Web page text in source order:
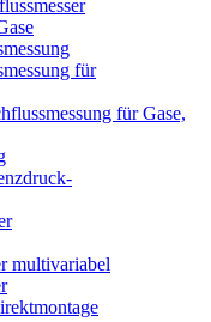
für
für Gase,
multivariabel